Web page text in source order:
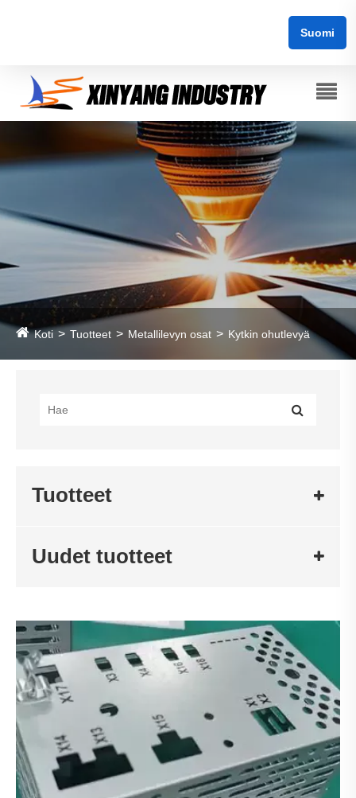
Suomi
Koti Tuotteet Metallilevyn osat Kytkin ohutlevyä
Tuotteet
Uudet tuotteet